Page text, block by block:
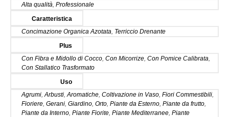
Alta qualità Professionale
Caratteristica
Concimazione Organica Azotata Terriccio Drenante
Plus
Con Fibra e Midollo di Cocco Con Micorrize Con Pomice Calibrata
Con Stallatico Trasformato
Uso
Agrumi Arbusti Aromatiche Coltivazione in Vaso Fiori Commestibili
Fioriere Gerani Giardino Orto Piante da Esterno Piante da frutto
Piante da Interno Piante Fiorite Piante Mediterranee Piante